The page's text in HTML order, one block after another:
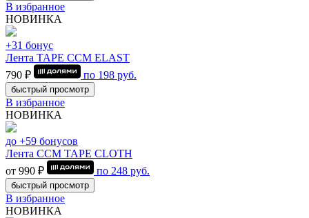
В избранное
НОВИНКА
+31 бонус
Лента TAPE CCM ELAST
790 ₽
по 198 руб.
быстрый просмотр
В избранное
НОВИНКА
до +59 бонусов
Лента CCM TAPE CLOTH
от 990 ₽
по 248 руб.
быстрый просмотр
В избранное
НОВИНКА